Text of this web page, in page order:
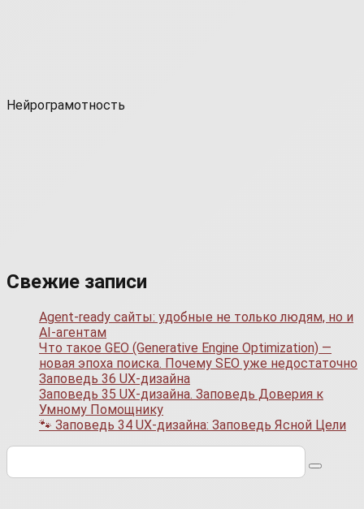
Нейрограмотность
Свежие записи
Agent-ready сайты: удобные не только людям, но и
AI-агентам
Что такое GEO (Generative Engine Optimization) —
новая эпоха поиска. Почему SEO уже недостаточно
Заповедь 36 UX-дизайна
Заповедь 35 UX-дизайна. Заповедь Доверия к
Умному Помощнику
🐾 Заповедь 34 UX-дизайна: Заповедь Ясной Цели
Поиск: